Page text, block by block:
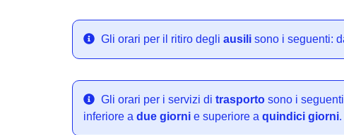
Gli orari per il ritiro degli ausili sono i seguenti:
Gli orari per i servizi di trasporto sono i
inferiore a due giorni e superiore a quindici giorni.